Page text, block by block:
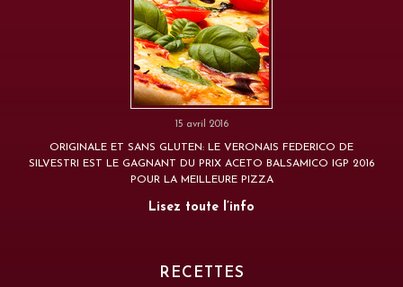
15 avril 2016
ORIGINALE ET SANS GLUTEN: LE VERONAIS FEDERICO DE
SILVESTRI EST LE GAGNANT DU PRIX ACETO BALSAMICO IGP 2016
POUR LA MEILLEURE PIZZA
Lisez toute l’info
RECETTES